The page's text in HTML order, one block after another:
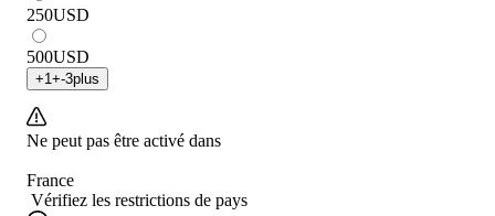
250USD
500USD
+1+-3plus
Ne peut pas être activé dans
France
Vérifiez les restrictions de pays